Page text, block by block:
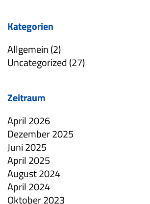
Kategorien
Allgemein (2)
Uncategorized (27)
Zeitraum
April 2026
Dezember 2025
Juni 2025
April 2025
August 2024
April 2024
Oktober 2023